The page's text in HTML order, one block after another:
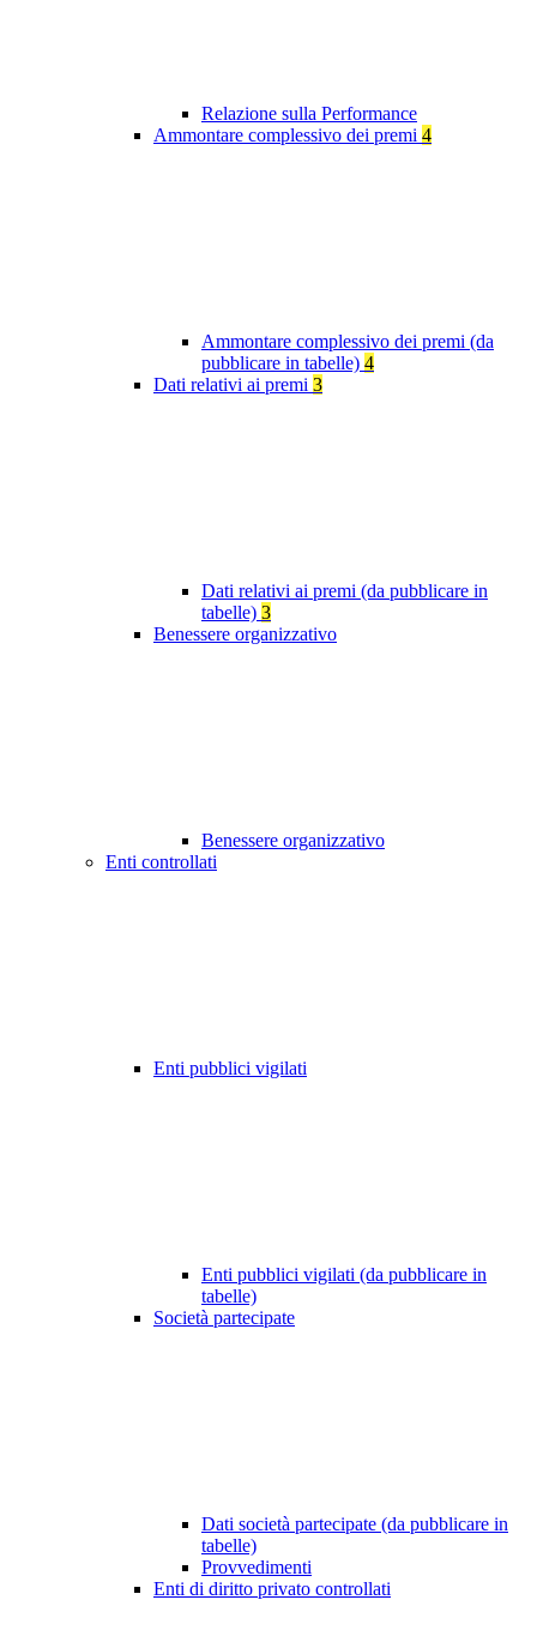
Relazione sulla Performance
Ammontare complessivo dei premi 4
Ammontare complessivo dei premi (da
pubblicare in tabelle) 4
Dati relativi ai premi 3
Dati relativi ai premi (da pubblicare in
tabelle) 3
Benessere organizzativo
Benessere organizzativo
Enti controllati
Enti pubblici vigilati
Enti pubblici vigilati (da pubblicare in
tabelle)
Società partecipate
Dati società partecipate (da pubblicare in
tabelle)
Provvedimenti
Enti di diritto privato controllati